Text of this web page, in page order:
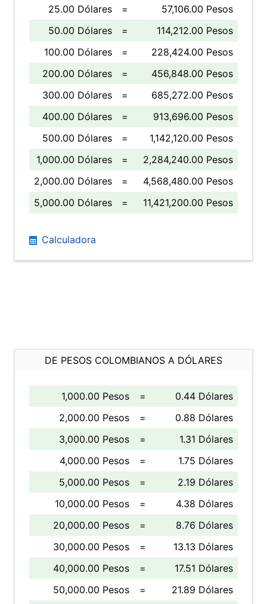
25.00 Dólares
=
57,106.00 Pesos
50.00 Dólares
=
114,212.00 Pesos
100.00 Dólares
=
228,424.00 Pesos
200.00 Dólares
=
456,848.00 Pesos
300.00 Dólares
=
685,272.00 Pesos
400.00 Dólares
=
913,696.00 Pesos
500.00 Dólares
=
1,142,120.00 Pesos
1,000.00 Dólares
=
2,284,240.00 Pesos
2,000.00 Dólares
=
4,568,480.00 Pesos
5,000.00 Dólares
= 11,421,200.00 Pesos
Calculadora
DE PESOS COLOMBIANOS A DÓLARES
1,000.00 Pesos =
0.44 Dólares
2,000.00 Pesos
=
0.88 Dólares
3,000.00 Pesos
=
1.31 Dólares
4,000.00 Pesos
=
1.75 Dólares
5,000.00 Pesos
=
2.19 Dólares
10,000.00 Pesos
=
4.38 Dólares
20,000.00 Pesos
=
8.76 Dólares
30,000.00 Pesos
=
13.13 Dólares
40,000.00 Pesos
=
17.51 Dólares
50,000.00 Pesos
= 21.89 Dólares